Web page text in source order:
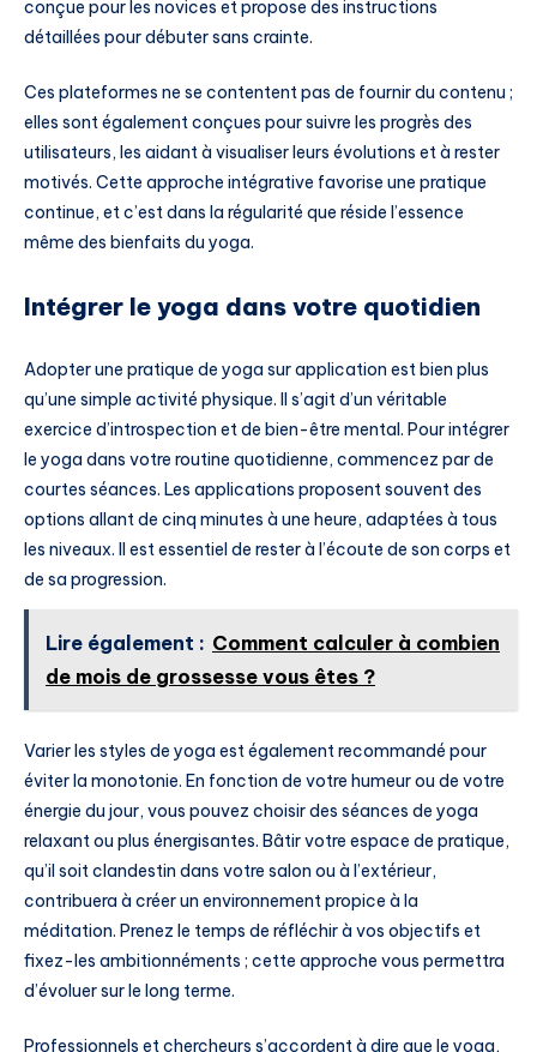
conçue pour les novices et propose des instructions
détaillées pour débuter sans crainte.
Ces plateformes ne se contentent pas de fournir du contenu ;
elles sont également conçues pour suivre les progrès des
utilisateurs, les aidant à visualiser leurs évolutions et à rester
motivés. Cette approche intégrative favorise une pratique
continue, et c’est dans la régularité que réside l’essence
même des bienfaits du yoga.
Intégrer le yoga dans votre quotidien
Adopter une pratique de yoga sur application est bien plus
qu’une simple activité physique. Il s’agit d’un véritable
exercice d’introspection et de bien-être mental. Pour intégrer
le yoga dans votre routine quotidienne, commencez par de
courtes séances. Les applications proposent souvent des
options allant de cinq minutes à une heure, adaptées à tous
les niveaux. Il est essentiel de rester à l’écoute de son corps et
de sa progression.
Lire également : Comment calculer à combien
de mois de grossesse vous êtes ?
Varier les styles de yoga est également recommandé pour
éviter la monotonie. En fonction de votre humeur ou de votre
énergie du jour, vous pouvez choisir des séances de yoga
relaxant ou plus énergisantes. Bâtir votre espace de pratique,
qu’il soit clandestin dans votre salon ou à l’extérieur,
contribuera à créer un environnement propice à la
méditation. Prenez le temps de réfléchir à vos objectifs et
fixez-les ambitionnéments ; cette approche vous permettra
d’évoluer sur le long terme.
Professionnels et chercheurs s’accordent à dire que le yoga,